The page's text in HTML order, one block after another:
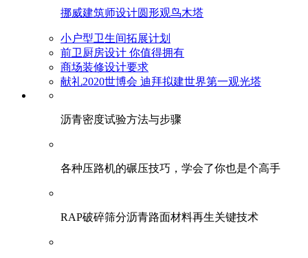
挪威建筑师设计圆形观鸟木塔
小户型卫生间拓展计划
前卫厨房设计 你值得拥有
商场装修设计要求
献礼2020世博会 迪拜拟建世界第一观光塔
​沥青密度试验方法与步骤
各种压路机的碾压技巧，学会了你也是个高手
RAP破碎筛分沥青路面材料再生关键技术